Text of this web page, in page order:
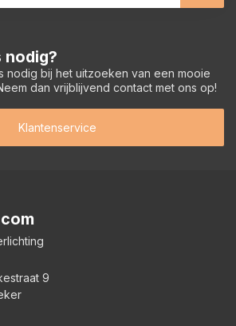
nodig?
nodig bij het uitzoeken van een mooie
dan vrijblijvend contact met ons op!
Klantenservice
9